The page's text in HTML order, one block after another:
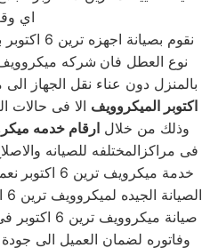
اي
نقوم
نوع العطل فان شركه ميكروويف ترين
بالمنزل دون عناء نقل الجهاز الى
اكتوبر الميكروويف الا فى حالات
وذلك من خلال ارقام خدمه ميكروويف
فى مراكزالمختلفه للصيانه
خدمة ميكرويف ترين 6 اكتوبر
صيانة
وفاتوره لضمان العميل الى